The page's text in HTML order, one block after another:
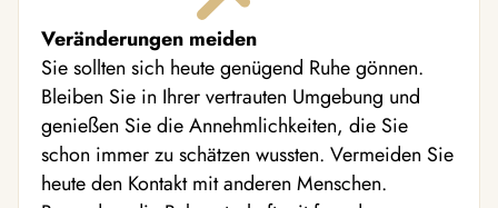
Veränderungen meiden
Sie sollten sich heute genügend Ruhe gönnen.
Bleiben Sie in Ihrer vertrauten Umgebung und
genießen Sie die Annehmlichkeiten, die Sie
schon immer zu schätzen wussten. Vermeiden Sie
heute den Kontakt mit anderen Menschen.